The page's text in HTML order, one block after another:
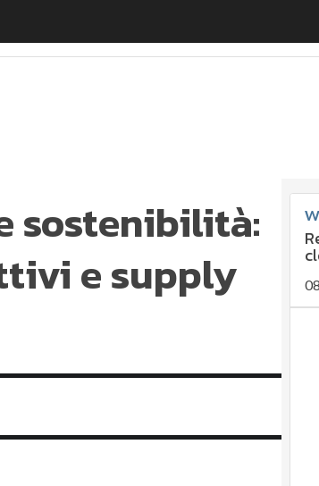
il ruolo di processi produttivi e
sostenibilità:
e supply